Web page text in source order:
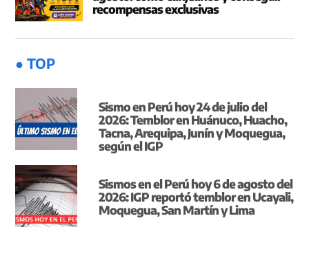
recompensas exclusivas
● TOP
Sismo en Perú hoy 24 de julio del
2026: Temblor en Huánuco, Huacho,
Tacna, Arequipa, Junín y Moquegua,
según el IGP
Sismos en el Perú hoy 6 de agosto del
2026: IGP reportó temblor en Ucayali,
Moquegua, San Martín y Lima